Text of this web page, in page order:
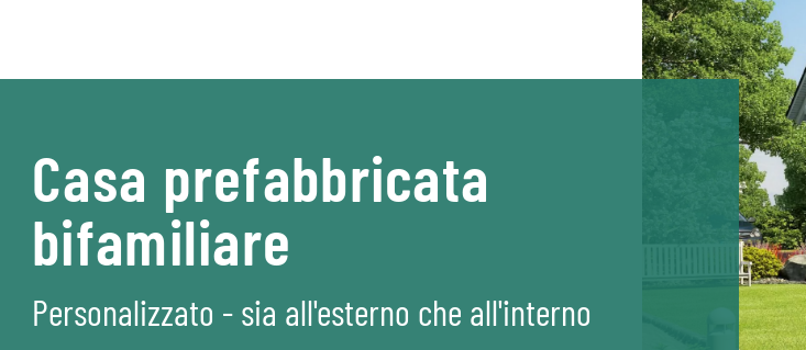
Casa prefabbricata
bifamiliare
Personalizzato - sia all'esterno che all'interno